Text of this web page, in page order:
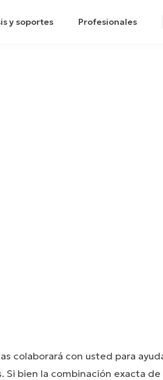
y soportes Profesionales
colaborará con usted para
Si bien la combinación exacta